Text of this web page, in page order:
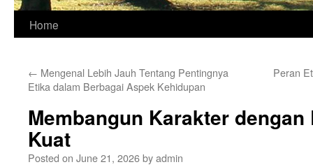
Home
← Mengenal Lebih Jauh Tentang Pentingnya
Etika dalam Berbagai Aspek Kehidupan
Peran
Membangun Karakter
Kuat
Posted on June 21, 2026byadmin